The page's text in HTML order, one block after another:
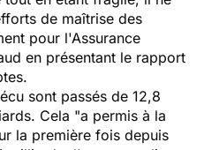
de maîtrise des
pour l'Assurance
en présentant le rapport
sont passés de 12,8
Cela "a permis à la
la première fois depuis